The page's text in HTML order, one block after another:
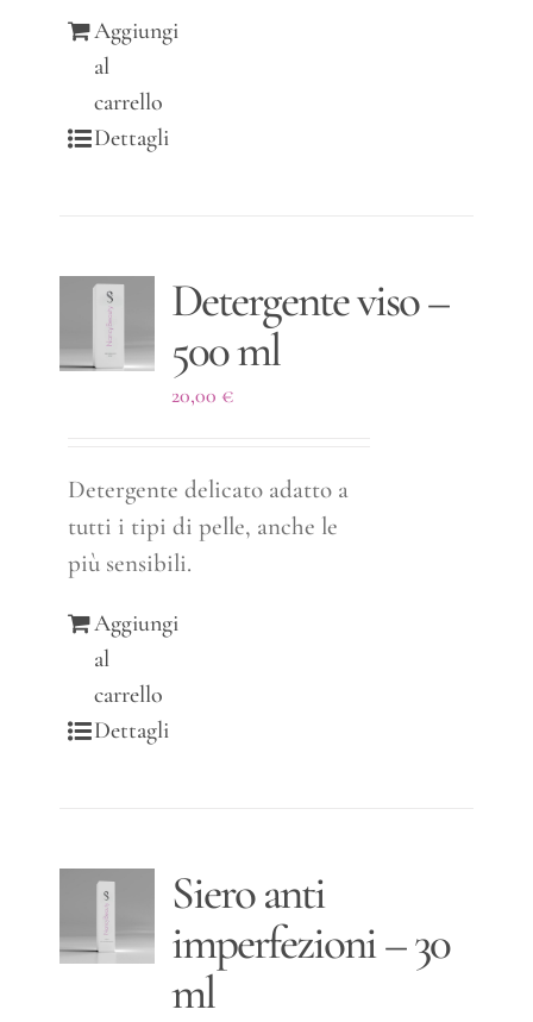
Aggiungi
al
carrello
Dettagli
Detergente viso –
500 ml
20,00 €
Detergente delicato adatto a
tutti i tipi di pelle, anche le
più sensibili.
Aggiungi
al
carrello
Dettagli
Siero anti
imperfezioni – 30
ml